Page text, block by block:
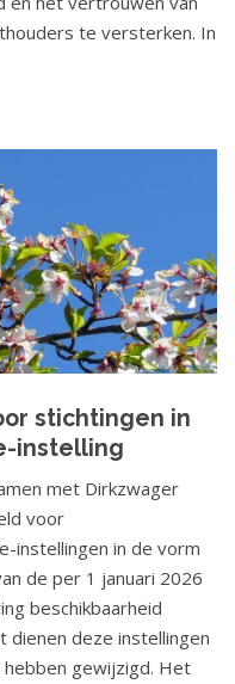
te versterken. In
stichtingen in
instelling
met Dirkzwager
voor
instellingen in de vorm
de per 1 januari 2026
beschikbaarheid
dienen deze instellingen
gewijzigd. Het